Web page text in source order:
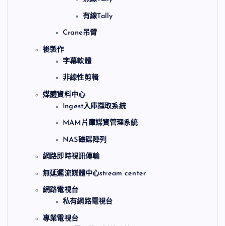
有線Tally
Crane吊臂
後製作
字幕軟體
非線性剪輯
媒體資料中心
Ingest入庫擷取系統
MAM片庫媒資管理系統
NAS磁碟陣列
網路即時視訊傳輸
無延遲流媒體中心stream center
網路電視台
私有網路電視台
專業電視台